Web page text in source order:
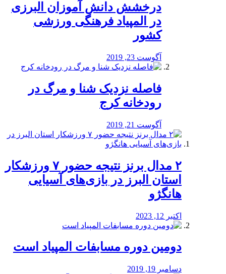
درخشش دانش آموزان البرزی
در المپیاد فرهنگی ورزشی
کشور
آگوست 23, 2019
️فاصله نزدیک شنا و مرگ در
رودخانه کرج
آگوست 21, 2019
۲ مدال برنز نتیجه حضور ۷ ورزشکار
استان البرز در بازی‌های آسیایی
هانگژو
اکتبر 12, 2023
دومین دوره مسابفات المپیاد است
دسامبر 19, 2019